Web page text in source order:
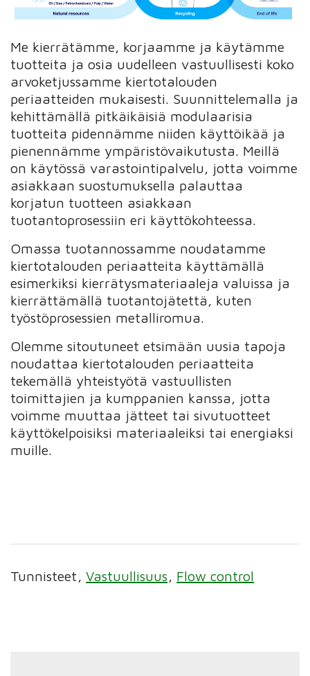
Me kierrätämme, korjaamme ja käytämme
tuotteita ja osia uudelleen vastuullisesti koko
arvoketjussamme kiertotalouden
periaatteiden mukaisesti. Suunnittelemalla ja
kehittämällä pitkäikäisiä modulaarisia
tuotteita pidennämme niiden käyttöikää ja
pienennämme ympäristövaikutusta. Meillä
on käytössä varastointipalvelu, jotta voimme
asiakkaan suostumuksella palauttaa
korjatun tuotteen asiakkaan
tuotantoprosessiin eri käyttökohteessa.
Omassa tuotannossamme noudatamme
kiertotalouden periaatteita käyttämällä
esimerkiksi kierrätysmateriaaleja valuissa ja
kierrättämällä tuotantojätettä, kuten
työstöprosessien metalliromua.
Olemme sitoutuneet etsimään uusia tapoja
noudattaa kiertotalouden periaatteita
tekemällä yhteistyötä vastuullisten
toimittajien ja kumppanien kanssa, jotta
voimme muuttaa jätteet tai sivutuotteet
käyttökelpoisiksi materiaaleiksi tai energiaksi
muille.
Tunnisteet Vastuullisuus Flow control